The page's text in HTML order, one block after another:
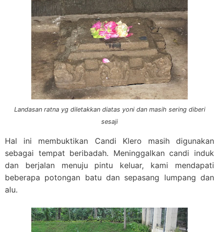
Landasan ratna yg diletakkan diatas yoni dan masih sering diberi
sesaji
Hal ini membuktikan Candi Klero masih digunakan
sebagai tempat beribadah. Meninggalkan candi induk
dan berjalan menuju pintu keluar, kami mendapati
beberapa potongan batu dan sepasang lumpang dan
alu.